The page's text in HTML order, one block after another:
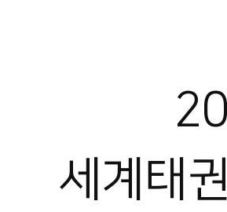
세계태